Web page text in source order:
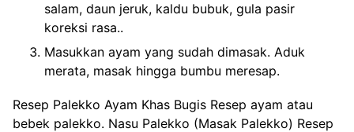
salam, daun jeruk, kaldu bubuk, gula pasir
koreksi rasa..
Masukkan ayam yang sudah dimasak. Aduk
merata, masak hingga bumbu meresap.
Resep Palekko Ayam Khas Bugis Resep ayam atau
bebek palekko. Nasu Palekko (Masak Palekko) Resep